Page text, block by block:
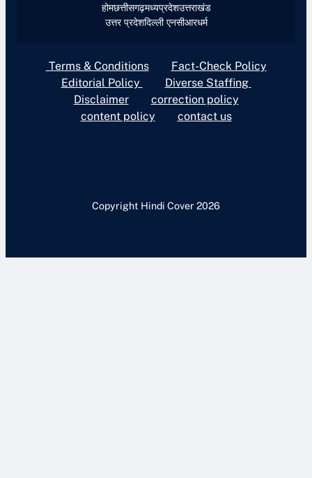
होमछत्तीसगढ़मध्यप्रदेशउत्तराखंड
उत्तर प्रदेशदिल्ली एनसीआरधर्म
Terms & Conditions
Fact-Check Policy
Editorial Policy
Diverse Staffing
Disclaimer
correction policy
content policy
contact us
Copyright Hindi Cover 2026